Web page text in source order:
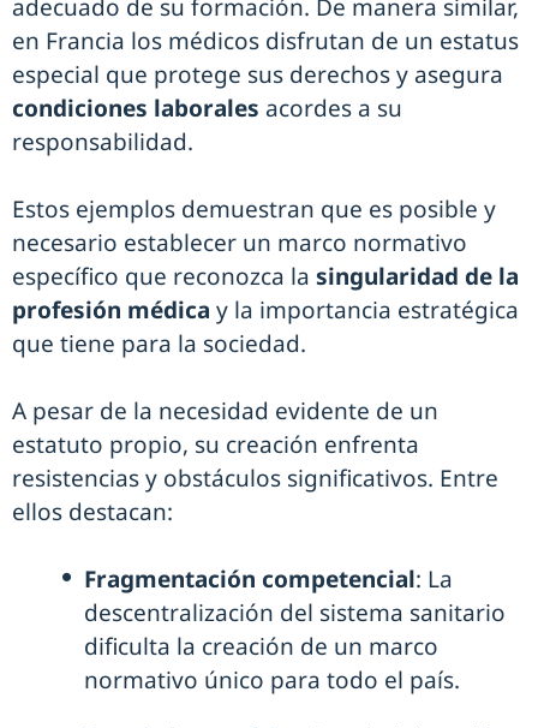
adecuado de su formación. De manera similar,
en Francia los médicos disfrutan de un estatus
especial que protege sus derechos y asegura
condiciones laborales acordes a su
responsabilidad.
Estos ejemplos demuestran que es posible y
necesario establecer un marco normativo
específico que reconozca la singularidad de la
profesión médica y la importancia estratégica
que tiene para la sociedad.
A pesar de la necesidad evidente de un
estatuto propio, su creación enfrenta
resistencias y obstáculos significativos. Entre
ellos destacan:
Fragmentación competencial: La
descentralización del sistema sanitario
dificulta la creación de un marco
normativo único para todo el país.